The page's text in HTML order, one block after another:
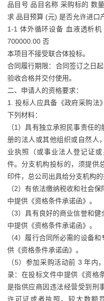
品目号 品目名称 采购标的 数
求 品目预算 (元) 是否允许进口
1-1 体外循环设备 血液透析
700000.00 否
本项目不接受联合体投标。
合同履行期限：合同签订之日
验收合格并交付使用。
二、申请人的资格要求：
1. 投标人应具备《政府采购法
下列材料：
（1）具有独立承担民事责任
册的法人或其他组织或自然人
业执照（或事业法人登记证
件。分支机构投标的，须提供
印件，总公司出具给分支机构的
（2）有依法缴纳税收和社会
中提供《资格条件承诺函》。
（3）具有良好的商业信誉和
中提供《资格条件承诺函》。
（4）履行合同所必需的设备
供《资格条件承诺函》。
（5）参加采购活动前 3 年内
录：在投标文件中提供《资格
是指供应商因违法经营受到刑
许可证或者执照、较大数额